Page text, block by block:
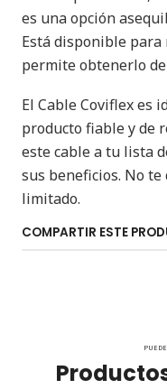
es una opción
Está disponible
permite obtenerlo
El Cable Coviflex es
producto fiable y de
este cable a tu lista
sus beneficios. No
limitado.
COMPARTIR ESTE